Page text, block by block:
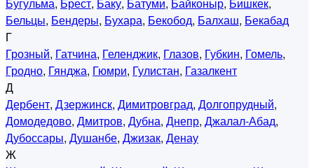
Бельцы, Бендеры, Бухара, Бекобод, Балхаш, Бекабад
Г
Грозный, Гатчина, Геленджик, Глазов, Губкин, Гомель,
Гродно, Гянджа, Гюмри, Гулистан, Газалкент
Д
Дербент, Дзержинск, Димитровград, Долгопрудный,
Домодедово, Дмитров, Дубна, Днепр, Джалал-Абад,
Дубоссары, Душанбе, Джизак, Денау
Ж